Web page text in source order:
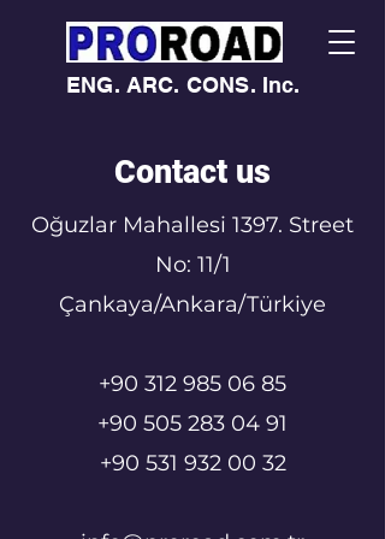
ENG. ARC. CONS. Inc.
Contact us
Oğuzlar Mahallesi 1397. Street
No: 11/1
Çankaya/Ankara/Türkiye
+90 312 985 06 85
+90 505 283 04 91
+90 531 932 00 32